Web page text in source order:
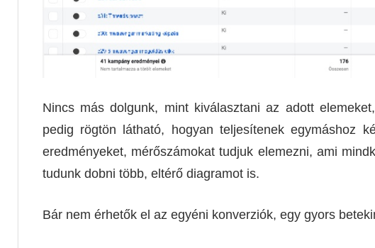
Nincs más dolgunk, mint kiválasztani az adott
pedig rögtön látható, hogyan teljesítenek egymáshoz
eredményeket, mérőszámokat tudjuk elemezni, ami
tudunk dobni több, eltérő diagramot is.
Bár nem érhetők el az egyéni konverziók, egy gyors